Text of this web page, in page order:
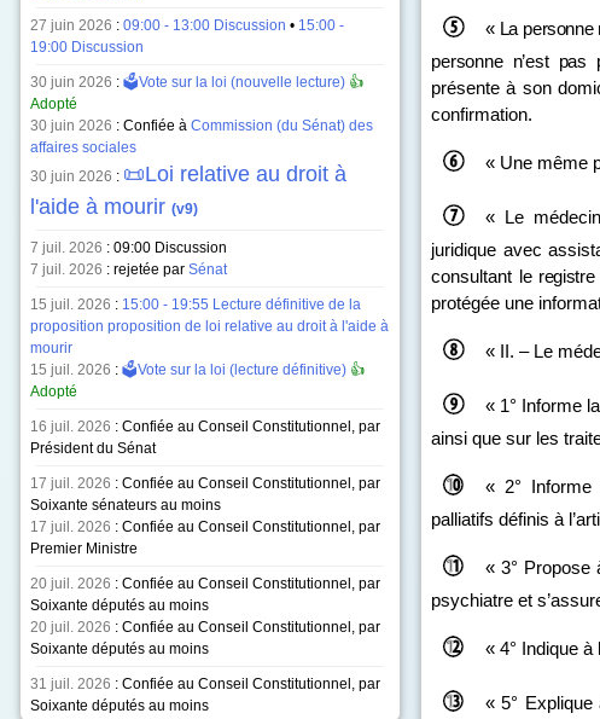
27 juin 2026 : 09:00 - 13:00 Discussion • 15:00 -
19:00 Discussion
30 juin 2026 : 🗳️Vote sur la loi (nouvelle lecture) 👍
Adopté
30 juin 2026 : Confiée à Commission (du Sénat) des
affaires sociales
30 juin 2026 : 📜Loi relative au droit à
l'aide à mourir (v9)
7 juil. 2026 : 09:00 Discussion
7 juil. 2026 : rejetée par Sénat
15 juil. 2026 : 15:00 - 19:55 Lecture définitive de la
proposition proposition de loi relative au droit à l'aide à
mourir
15 juil. 2026 : 🗳️Vote sur la loi (lecture définitive) 👍
Adopté
16 juil. 2026 : Confiée au Conseil Constitutionnel, par
Président du Sénat
17 juil. 2026 : Confiée au Conseil Constitutionnel, par
Soixante sénateurs au moins
17 juil. 2026 : Confiée au Conseil Constitutionnel, par
Premier Ministre
20 juil. 2026 : Confiée au Conseil Constitutionnel, par
Soixante députés au moins
20 juil. 2026 : Confiée au Conseil Constitutionnel, par
Soixante députés au moins
31 juil. 2026 : Confiée au Conseil Constitutionnel, par
Soixante députés au moins
« La personne
personne n’est
présente à son
confirmation.
« Une même
« Le
juridique avec
consultant leregistre
protégée une
« II. – Le
« 1° Informe
ainsi que sur les
« 2° Informe
palliatifs définis à
« 3° Propose
psychiatre et
« 4° Indique
« 5° Explique